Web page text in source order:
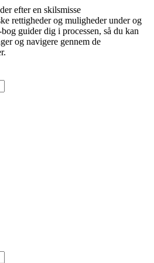
efter en skilsmisse
rettigheder og muligheder under og
guider dig i processen, så du kan
og navigere gennem de